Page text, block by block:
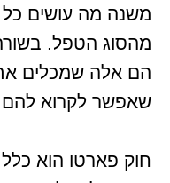
משנה מה עושים
מהסוג הטפל.
הם אלה שמכלים
שאפשר לקרוא להם
חוק פארטו הוא